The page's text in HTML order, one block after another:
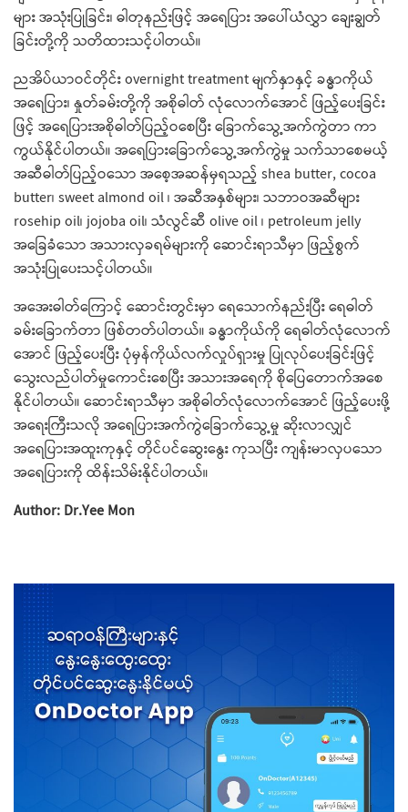
များ အသုံးပြုခြင်း၊ ဓါတုနည်းဖြင့် အရေပြား အပေါ်ယံလွှာ ချေးချွတ်
ခြင်းတို့ကို သတိထားသင့်ပါတယ်။
ညအိပ်ယာဝင်တိုင်း overnight treatment မျက်နှာနှင့် ခန္ဓာကိုယ်
အရေပြား၊ နှုတ်ခမ်းတို့ကို အစိုဓါတ် လုံလောက်အောင် ဖြည့်ပေးခြင်း
ဖြင့် အရေပြားအစိုဓါတ်ပြည့်ဝစေပြီး ခြောက်သွေ့အက်ကွဲတာ ကာ
ကွယ်နိုင်ပါတယ်။ အရေပြားခြောက်သွေ့အက်ကွဲမှု သက်သာစေမယ့်
အဆီဓါတ်ပြည့်ဝသော အစေ့အဆန်မှရသည့် shea butter, cocoa
butter၊ sweet almond oil ၊ အဆီအနှစ်များ၊ သဘာဝအဆီများ
rosehip oil၊ jojoba oil၊ သံလွင်ဆီ olive oil ၊ petroleum jelly
အခြေခံသော အသားလှခရမ်များကို ဆောင်းရာသီမှာ ဖြည့်စွက်
အသုံးပြုပေးသင့်ပါတယ်။
အအေးဓါတ်ကြောင့် ဆောင်းတွင်းမှာ ရေသောက်နည်းပြီး ရေဓါတ်
ခမ်းခြောက်တာ ဖြစ်တတ်ပါတယ်။ ခန္ဓာကိုယ်ကို ရေဓါတ်လုံလောက်
အောင် ဖြည့်ပေးပြီး ပုံမှန်ကိုယ်လက်လှုပ်ရှားမှု ပြုလုပ်ပေးခြင်းဖြင့်
သွေးလည်ပါတ်မှုကောင်းစေပြီး အသားအရေကို စိုပြေတောက်အစေ
နိုင်ပါတယ်။ ဆောင်းရာသီမှာ အစိုဓါတ်လုံလောက်အောင် ဖြည့်ပေးဖို့
အရေးကြီးသလို အရေပြားအက်ကွဲခြောက်သွေ့မှု ဆိုးလာလျှင်
အရေပြားအထူးကုနှင့် တိုင်ပင်ဆွေးနွေး ကုသပြီး ကျန်းမာလှပသော
အရေပြားကို ထိန်းသိမ်းနိုင်ပါတယ်။
Author: Dr.Yee Mon